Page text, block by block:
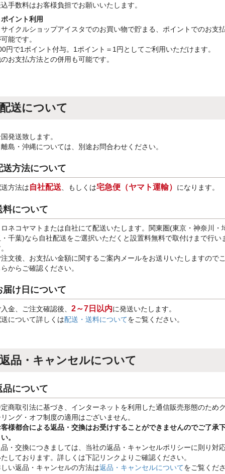
手数料はお客様負担でお願いいたします。
イント利用
イクルショップアイスタでのお買い物で貯まる、ポイントでのお支
能です。
円で1ポイント付与。1ポイント＝1円としてご利用いただけます。
お支払方法との併用も可能です。
配送について
発送致します。
島・沖縄については、別途お問合わせください。
送方法について
方法は自社配送、もしくは宅急便（ヤマト運輸） になります。
料について
ネコヤマトまたは自社にて配送いたします。関東圏(東京・神奈川・
千葉)なら自社配送をご選択いただくと設置料無料で取付けまで行い
文後、お支払い金額に関するご案内メールをお送りいたしますので
からご確認ください。
届け日について
金、ご注文確認後、 2～7日以内に発送いたします。
について詳しくは配送・送料についてをご覧ください。
返品・キャンセルについて
品について
商取引法に基づき、インターネットを利用した通信販売形態のため
ング・オフ制度の適用はございません。
様都合による返品・交換はお受けすることができませんのでご了承
。
・交換につきましては、当社の返品・キャンセルポリシーに則り対
しております。詳しくは下記リンクよりご確認ください。
い返品・キャンセルの方法は返品・キャンセルについてをご覧くだ